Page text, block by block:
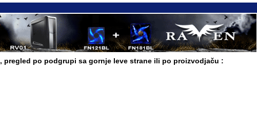
, pregled po podgrupi sa gornje leve strane ili po proizvodjaču :